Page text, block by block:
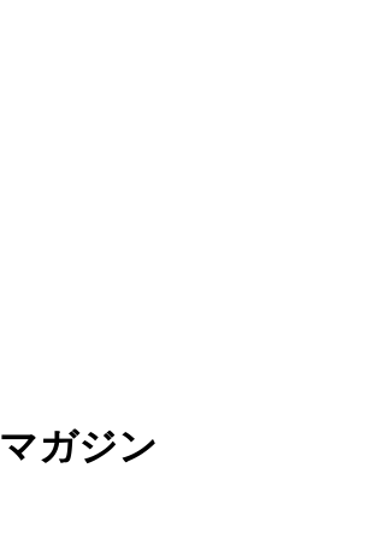
マガジン